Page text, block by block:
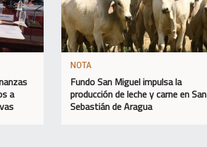
a
NOTA
Fundo San Miguel impulsa la
producción de leche y carne en San
Sebastián de Aragua